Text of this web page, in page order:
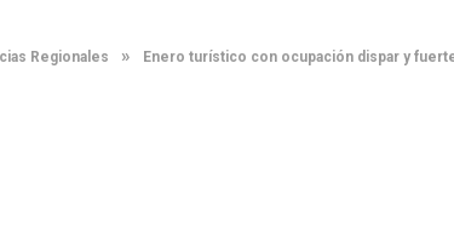
Regionales » Enero turístico con ocupación dispar y